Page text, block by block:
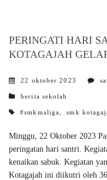
PERINGATI HARI
KOTAGAJAH
22 oktober 2023
categories
berita sekolah
tags
#smkmaliga smk
Minggu, 22 Oktober 2023
peringatan hari santri.
kenaikan sabuk. Kegiatan
Kotagajah ini diikutri oleh 36